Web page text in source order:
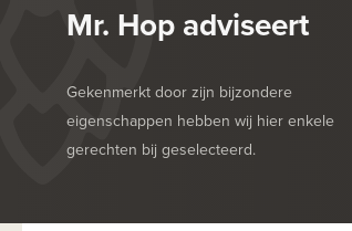
Mr. Hop adviseert
Gekenmerkt door zijn bijzondere
eigenschappen hebben wij hier enkele
gerechten bij geselecteerd.